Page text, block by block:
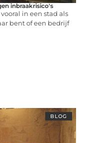
inbraakrisico's
in een stad als
bent of een bedrijf
BLOG